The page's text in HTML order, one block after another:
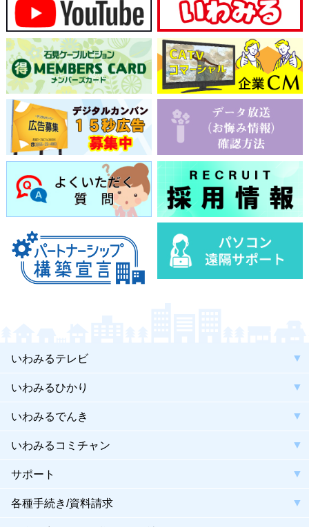
いわみるテレビ
いわみるひかり
いわみるでんき
いわみるコミチャン
サポート
各種手続き/資料請求